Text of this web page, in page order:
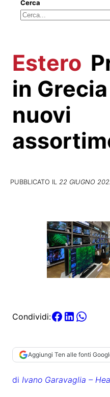
Cerca
Estero
in
nuovi
PUBBLICATO IL 22 GIUGNO
Condividi:
Aggiungi Ten alle fonti
di Ivano Garavaglia –